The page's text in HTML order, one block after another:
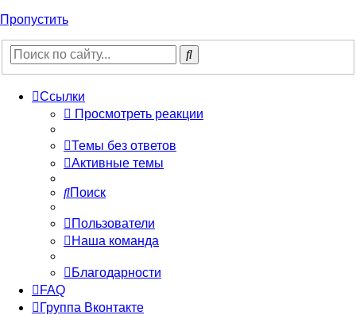
Пропустить
Ссылки
Просмотреть реакции
Темы без ответов
Активные темы
Поиск
Пользователи
Наша команда
Благодарности
FAQ
Группа Вконтакте